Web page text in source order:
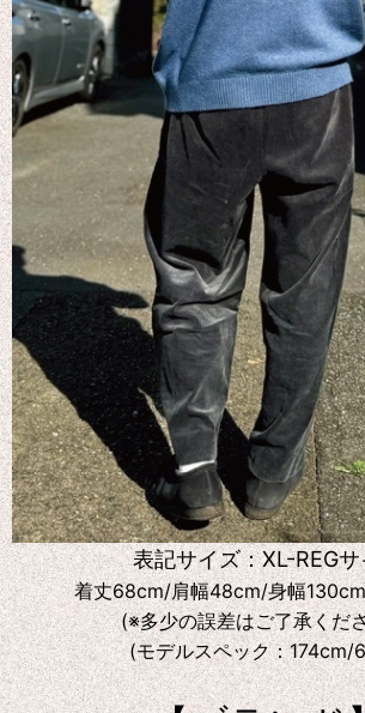
表記サイズ：XL-REG
着丈68cm/肩幅48cm/身幅
(※多少の誤差はご了承くだ
(モデルスペック：174cm/